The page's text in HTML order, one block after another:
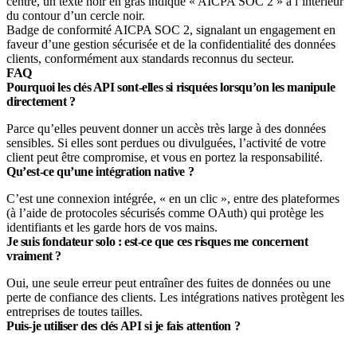
Badge de conformité AICPA SOC 2, signalant un engagement en
faveur d’une gestion sécurisée et de la confidentialité des données
clients, conformément aux standards reconnus du secteur.
FAQ
Pourquoi les clés API sont-elles si risquées lorsqu’on les manipule
directement ?
Parce qu’elles peuvent donner un accès très large à des données
sensibles. Si elles sont perdues ou divulguées, l’activité de votre
client peut être compromise, et vous en portez la responsabilité.
Qu’est-ce qu’une intégration native ?
C’est une connexion intégrée, « en un clic », entre des plateformes
(à l’aide de protocoles sécurisés comme OAuth) qui protège les
identifiants et les garde hors de vos mains.
Je suis fondateur solo : est-ce que ces risques me concernent
vraiment ?
Oui, une seule erreur peut entraîner des fuites de données ou une
perte de confiance des clients. Les intégrations natives protègent les
entreprises de toutes tailles.
Puis-je utiliser des clés API si je fais attention ?